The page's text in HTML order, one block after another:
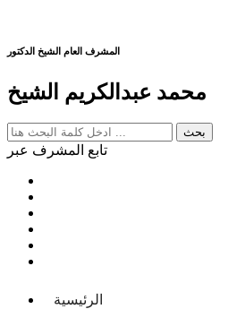
المشرف العام الشيخ الدكتور
محمد عبدالكريم الشيخ
تابع المشرف عبر
الرئيسية